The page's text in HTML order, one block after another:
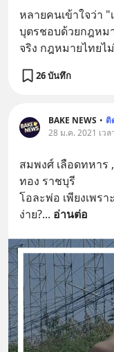
หลายคนเข้าใจว่า
บุตรชอบด้วยกฎหม
จริง กฎหมายไทย
26 บันทึก
BAKE NEWS • ติ
28 ม.ค. 2021 เว
สมพงศ์ เลือดทหาร
ทอง ราชบุรี
โอละพ่อ เพียงเพร
ง่าย?... อ่านต่อ